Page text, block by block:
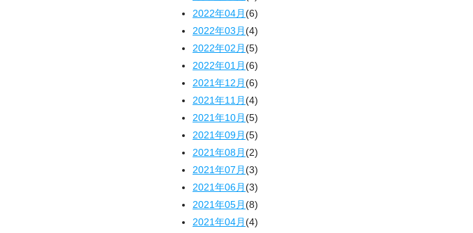
2022年04月(6)
2022年03月(4)
2022年02月(5)
2022年01月(6)
2021年12月(6)
2021年11月(4)
2021年10月(5)
2021年09月(5)
2021年08月(2)
2021年07月(3)
2021年06月(3)
2021年05月(8)
2021年04月(4)